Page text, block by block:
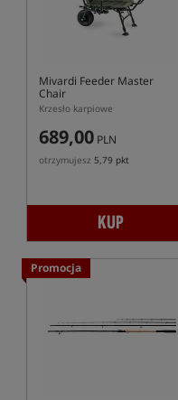
Mivardi Feeder Master
Chair
Krzesło karpiowe
689,00 PLN
otrzymujesz 5,79 pkt
KUP
Promocja